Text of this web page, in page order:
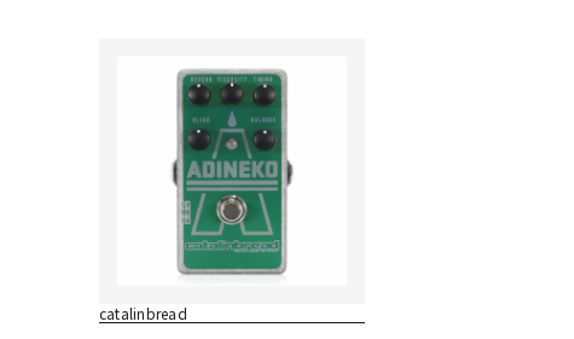
catalinbread